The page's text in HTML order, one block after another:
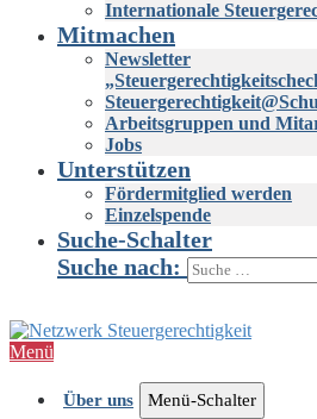
Internationale
Mitmachen
Newsletter
Arbeitsgruppen und
Jobs
Unterstützen
Fördermitglied werden
Einzelspende
Suche-Schalter
Suche nach:
Menü
Über uns
Menü-Schalter